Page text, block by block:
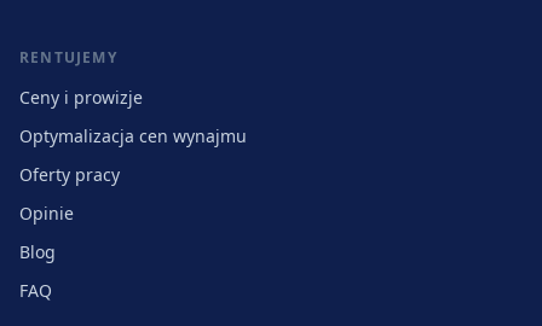
RENTUJEMY
Ceny i prowizje
Optymalizacja cen wynajmu
Oferty pracy
Opinie
Blog
FAQ